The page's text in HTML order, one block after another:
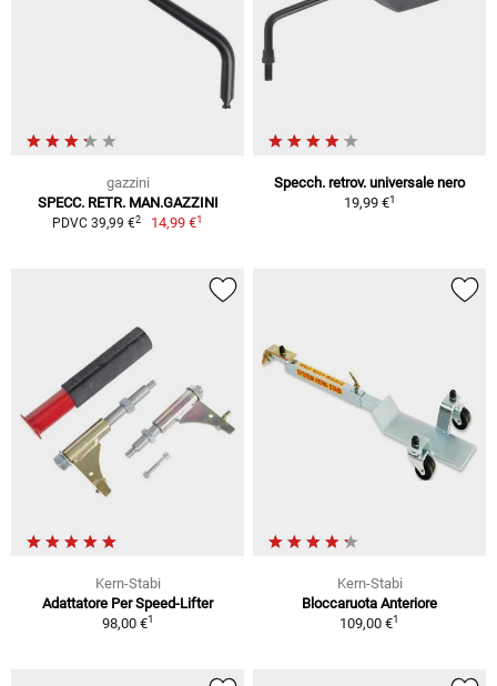
gazzini
SPECC. RETR. MAN.GAZZINI
PDVC 39,99 €2 14,99 €1
Specch. retrov. universale nero
19,99 €1
Kern-Stabi
Adattatore Per Speed-Lifter
98,00 €1
Kern-Stabi
Bloccaruota Anteriore
109,00 €1